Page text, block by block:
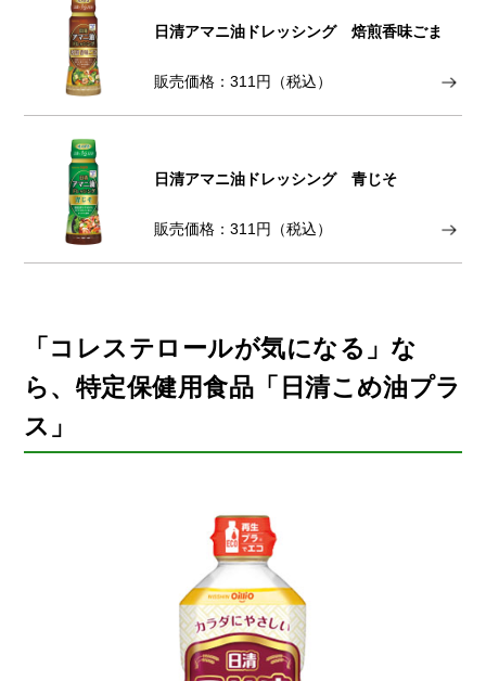
日清アマニ油ドレッシング 焙煎香味ごま
販売価格：311円（税込）
日清アマニ油ドレッシング 青じそ
販売価格：311円（税込）
「コレステロールが気になる」な
ら、 特定保健用食品「日清こめ油プラ
ス」